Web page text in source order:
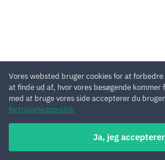
Vores websted bruger cookies for at
at finde ud af, hvor vores besøgende
med at bruge vores side accepterer du
fortrolighedspolitik
Ja, jeg accepterer